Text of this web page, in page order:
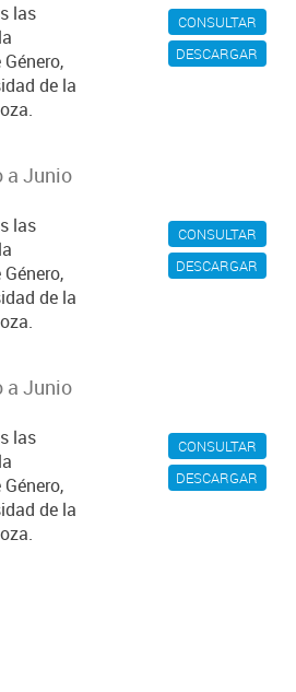
CONSULTAR
DESCARGAR
las
de la
CONSULTAR
DESCARGAR
a Junio
las
de la
CONSULTAR
DESCARGAR
a Junio
las
de la